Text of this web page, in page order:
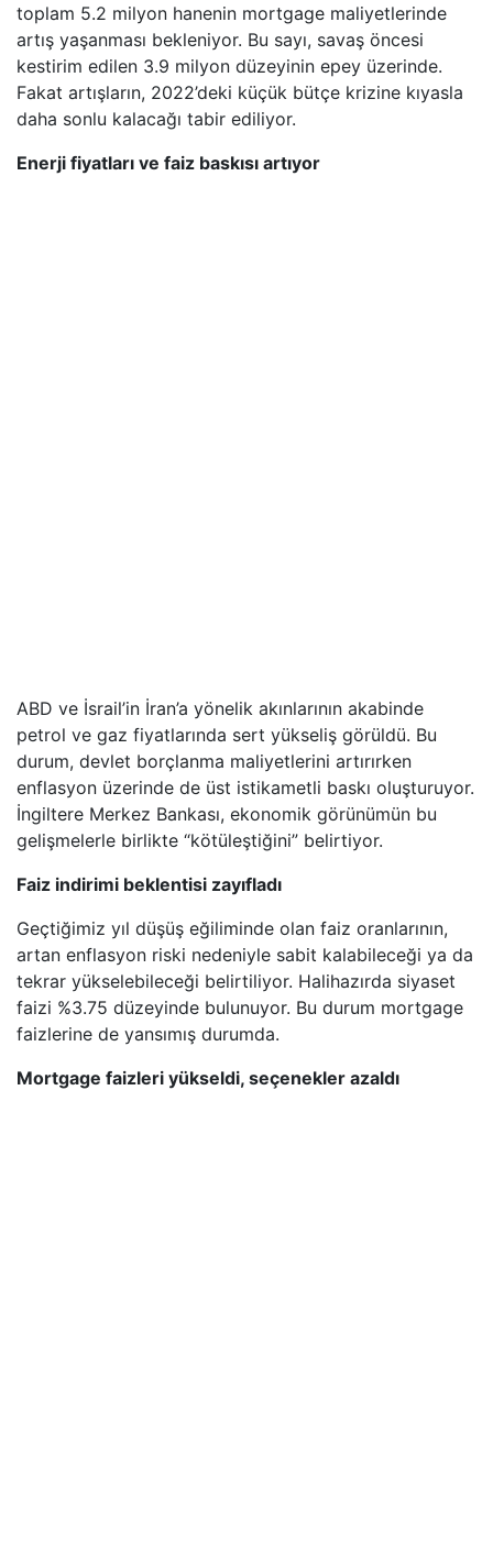
toplam 5.2 milyon hanenin mortgage maliyetlerinde
artış yaşanması bekleniyor. Bu sayı, savaş öncesi
kestirim edilen 3.9 milyon düzeyinin epey üzerinde.
Fakat artışların, 2022’deki küçük bütçe krizine kıyasla
daha sonlu kalacağı tabir ediliyor.
Enerji fiyatları ve faiz baskısı artıyor
ABD ve İsrail’in İran’a yönelik akınlarının akabinde
petrol ve gaz fiyatlarında sert yükseliş görüldü. Bu
durum, devlet borçlanma maliyetlerini artırırken
enflasyon üzerinde de üst istikametli baskı oluşturuyor.
İngiltere Merkez Bankası, ekonomik görünümün bu
gelişmelerle birlikte “kötüleştiğini” belirtiyor.
Faiz indirimi beklentisi zayıfladı
Geçtiğimiz yıl düşüş eğiliminde olan faiz oranlarının,
artan enflasyon riski nedeniyle sabit kalabileceği ya da
tekrar yükselebileceği belirtiliyor. Halihazırda siyaset
faizi %3.75 düzeyinde bulunuyor. Bu durum mortgage
faizlerine de yansımış durumda.
Mortgage faizleri yükseldi, seçenekler azaldı